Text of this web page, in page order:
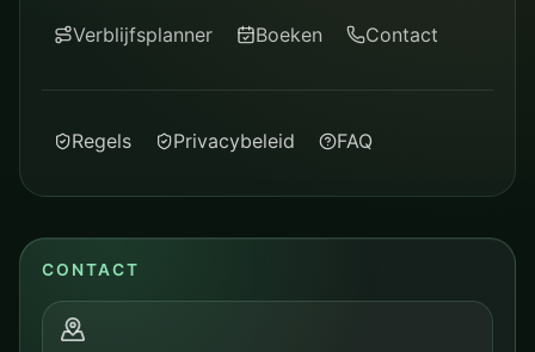
Verblijfsplanner Boeken Contact
Regels Privacybeleid FAQ
CONTACT